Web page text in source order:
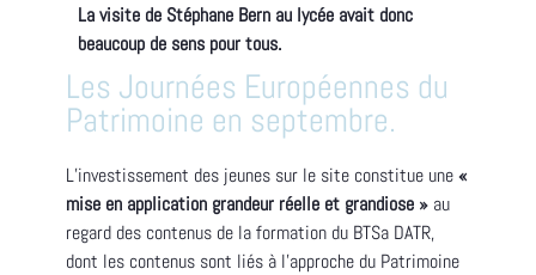
La visite de Stéphane Bern au lycée avait donc
beaucoup de sens pour tous.
Les Journées Européennes du
Patrimoine en septembre.
L’investissement des jeunes sur le site constitue une«
mise en application grandeur réelle et grandiose »au
regard des contenus de la formation du BTSa DATR,
dont les contenus sont liés à l’approche du Patrimoine